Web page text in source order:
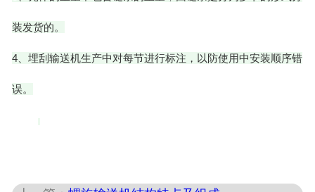
装发货的。
4、埋刮输送机生产中对每节进行标注，以防使用中安装顺序错
误。